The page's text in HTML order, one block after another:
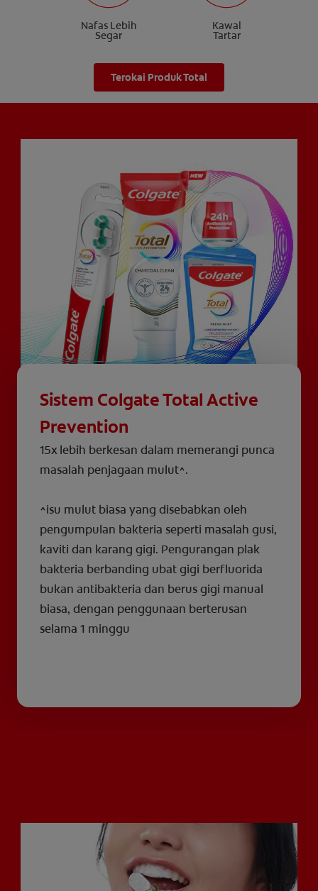
Nafas Lebih
Segar
Kawal
Tartar
Terokai Produk Total
Sistem Colgate Total Active
Prevention
15x lebih berkesan dalam memerangi punca
masalah penjagaan mulut^.
^isu mulut biasa yang disebabkan oleh
pengumpulan bakteria seperti masalah gusi,
kaviti dan karang gigi. Pengurangan plak
bakteria berbanding ubat gigi berfluorida
bukan antibakteria dan berus gigi manual
biasa, dengan penggunaan berterusan
selama 1 minggu